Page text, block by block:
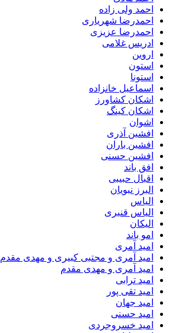
احمد ولی زاده
احمدرضا شهریاری
احمدرضا عزیزی
ادریس غلامی
اروین
استون
استونا
اسماعیل خانزاده
اشکان کشاورز
اشکان کینگ
اشوان
افشین آذری
افشین باران
افشین حسنی
افق باند
اقبال حبیبی
البرز نبویان
الیاس
الیاس قنبرى
الیکان
امو باند
امید آمری
امید آمری و مجتبی کبیری و مهدى مقدم
امید آمری و مهدی مقدم
امید ترابی
امید تقی پور
امید جهان
امید حسنی
امید خسروجردی